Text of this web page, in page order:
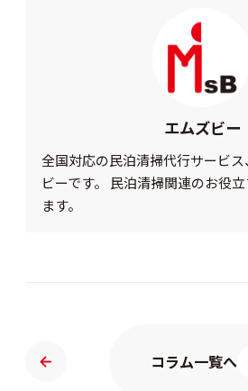
エムズビー
全国対応の民泊清掃代行サービ
ビーです。 民泊清掃関連のお役
ます。
コラム一覧へ